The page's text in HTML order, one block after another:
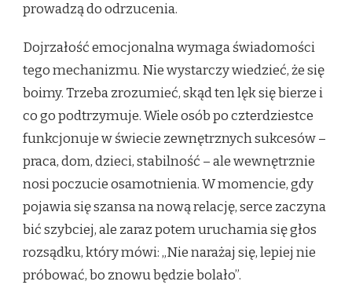
prowadzą do odrzucenia.
Dojrzałość emocjonalna wymaga świadomości
tego mechanizmu. Nie wystarczy wiedzieć, że się
boimy. Trzeba zrozumieć, skąd ten lęk się bierze i
co go podtrzymuje. Wiele osób po czterdziestce
funkcjonuje w świecie zewnętrznych sukcesów –
praca, dom, dzieci, stabilność – ale wewnętrznie
nosi poczucie osamotnienia. W momencie, gdy
pojawia się szansa na nową relację, serce zaczyna
bić szybciej, ale zaraz potem uruchamia się głos
rozsądku, który mówi: „Nie narażaj się, lepiej nie
próbować, bo znowu będzie bolało”.